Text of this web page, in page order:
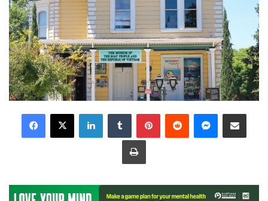
LinkedInTumblr PinterestReddit Messenger
Share via Email
Print